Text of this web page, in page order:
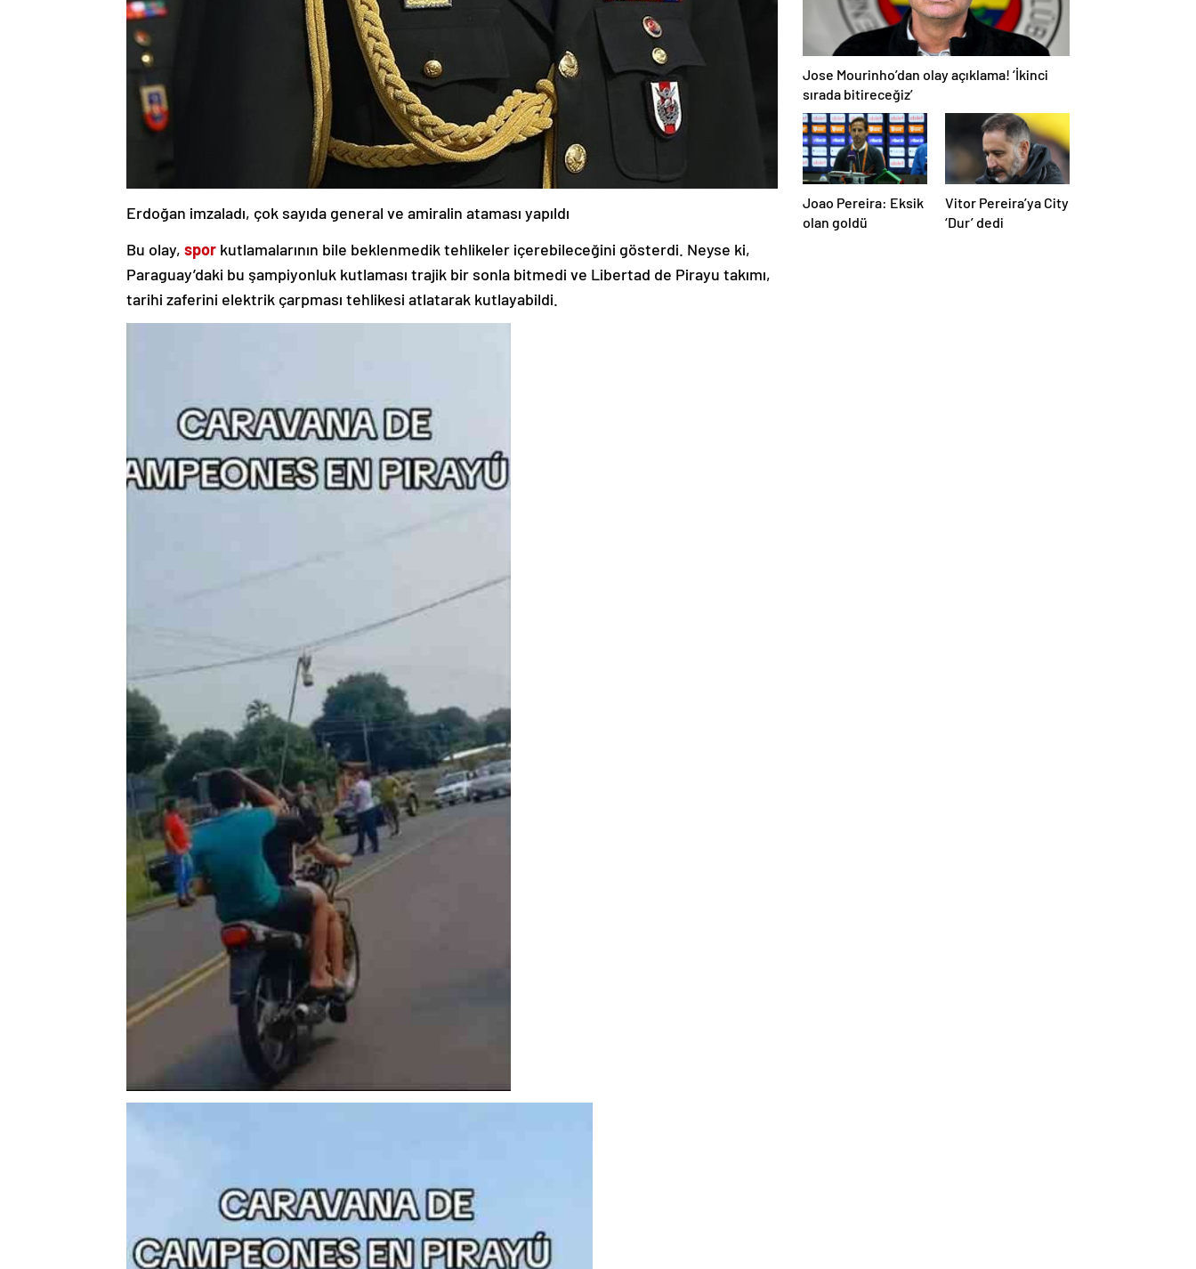
Erdoğan imzaladı, çok sayıda general ve amiralin ataması yapıldı
Bu olay, spor kutlamalarının bile beklenmedik tehlikeler içerebileceğini gösterdi. Neyse ki,
Paraguay’daki bu şampiyonluk kutlaması trajik bir sonla bitmedi ve Libertad de Pirayu takımı,
tarihi zaferini elektrik çarpması tehlikesi atlatarak kutlayabildi.
Jose Mourinho’dan olay açıklama! ‘İkinci
sırada bitireceğiz’
Joao Pereira: Eksik
olan goldü
Vitor Pereira’ya City
‘Dur’ dedi